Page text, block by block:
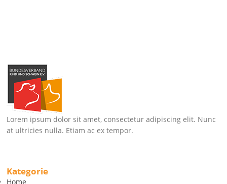
Lorem ipsum dolor sit amet, consectetur adipiscing elit. Nunc
at ultricies nulla. Etiam ac ex tempor.
Kategorie
Home